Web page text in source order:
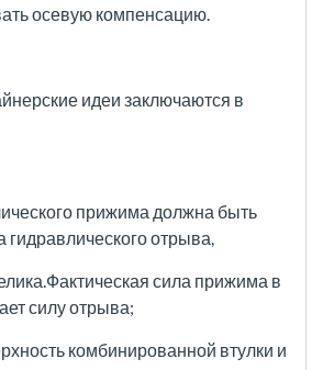
осевую компенсацию.
идеи заключаются в
прижима должна быть
гидравлического отрыва,
сила прижима в
силу отрыва;
комбинированной втулки и